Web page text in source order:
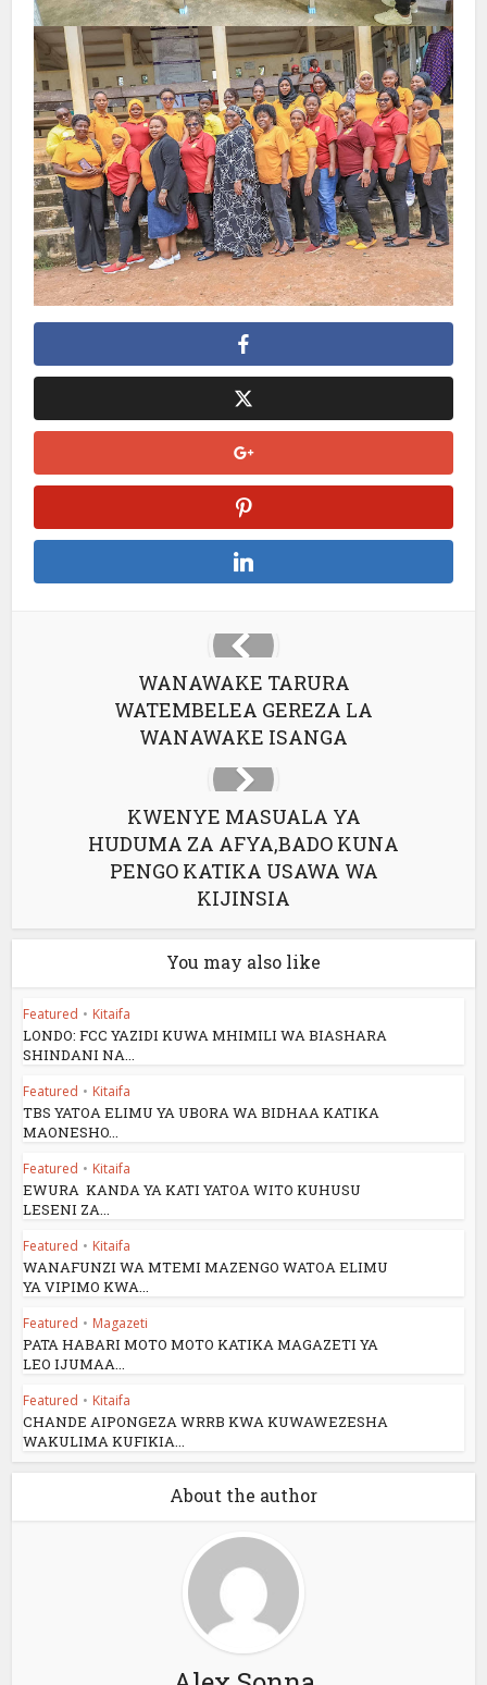
WANAWAKE TARURA
WATEMBELEA GEREZA LA
WANAWAKE ISANGA
KWENYE MASUALA YA
HUDUMA ZA AFYA,BADO KUNA
PENGO KATIKA USAWA WA
KIJINSIA
You may also like
Featured • Kitaifa
LONDO: FCC YAZIDI KUWA MHIMILI WA BIASHARA
SHINDANI NA...
Featured • Kitaifa
TBS YATOA ELIMU YA UBORA WA BIDHAA KATIKA
MAONESHO...
Featured • Kitaifa
EWURA KANDA YA KATI YATOA WITO KUHUSU
LESENI ZA...
Featured • Kitaifa
WANAFUNZI WA MTEMI MAZENGO WATOA ELIMU
YA VIPIMO KWA...
Featured • Magazeti
PATA HABARI MOTO MOTO KATIKA MAGAZETI YA
LEO IJUMAA...
Featured • Kitaifa
CHANDE AIPONGEZA WRRB KWA KUWAWEZESHA
WAKULIMA KUFIKIA...
About the author